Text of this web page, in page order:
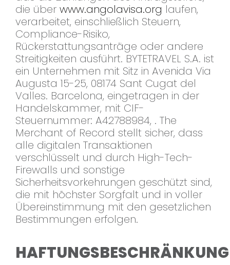
die über www.angolavisa.org laufen,
verarbeitet, einschließlich Steuern,
Compliance-Risiko,
Rückerstattungsanträge oder andere
Streitigkeiten ausführt. BYTETRAVEL S.A. ist
ein Unternehmen mit Sitz in Avenida Via
Augusta 15-25, 08174 Sant Cugat del
Valles. Barcelona, eingetragen in der
Handelskammer, mit CIF-
Steuernummer: A42788984, . The
Merchant of Record stellt sicher, dass
alle digitalen Transaktionen
verschlüsselt und durch High-Tech-
Firewalls und sonstige
Sicherheitsvorkehrungen geschützt sind,
die mit höchster Sorgfalt und in voller
Übereinstimmung mit den gesetzlichen
Bestimmungen erfolgen.
HAFTUNGSBESCHRÄNKUNG